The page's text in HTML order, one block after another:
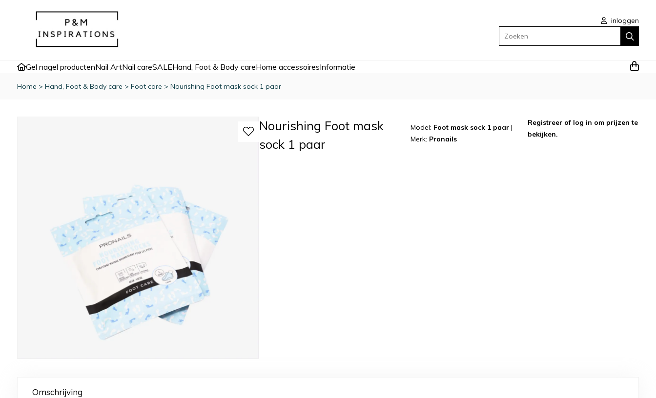
inloggen
Zoeken
Gel nagel productenNail ArtNail careSALEHand, Foot & Body careHome accessoiresInformatie
Home > Hand, Foot & Body care > Foot care > Nourishing Foot mask sock 1 paar
Nourishing Foot mask
sock 1 paar
Model: Foot mask sock 1 paar |
Merk: Pronails
Registreer of log in om prijzen te
bekijken.
Omschrijving